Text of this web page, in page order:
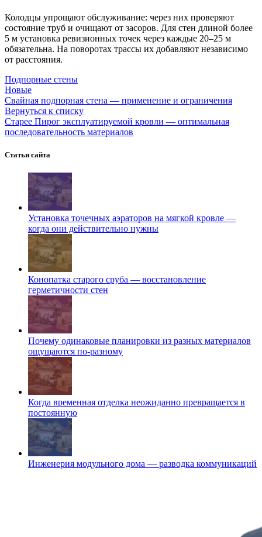
Колодцы упрощают обслуживание: через них проверяют
состояние труб и очищают от засоров. Для стен длиной более
5 м установка ревизионных точек через каждые 20–25 м
обязательна. На поворотах трассы их добавляют независимо
от расстояния.
Подпорные стены
Новые
Свайная подпорная стена — применение и ограничения
Вернуться к списку
Старее Пирог эксплуатируемой кровли — оптимальная
последовательность материалов
Статьи сайта
Установка точечных аэраторов на мягкой кровле —
когда они действительно нужны
Конопатка старого сруба — восстановление
герметичности стен
Почему одинаковые планировки из разных материалов
ощущаются по-разному
Когда временная отделка неожиданно превращается в
постоянную
Инженерия модульного дома — разводка коммуникаций